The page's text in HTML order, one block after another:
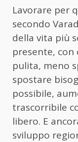
Lavorare per
secondo
della vita più
presente, con
pulita, meno
spostare
possibile,
trascorribile
libero. E
sviluppo